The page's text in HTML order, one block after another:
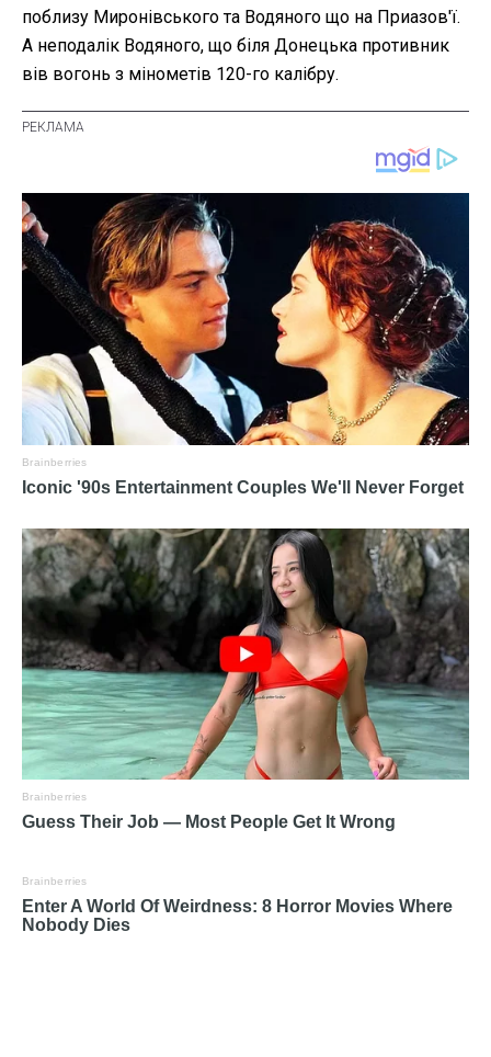
поблизу Миронівського та Водяного що на Приазов'ї.
А неподалік Водяного, що біля Донецька противник
вів вогонь з мінометів 120-го калібру.